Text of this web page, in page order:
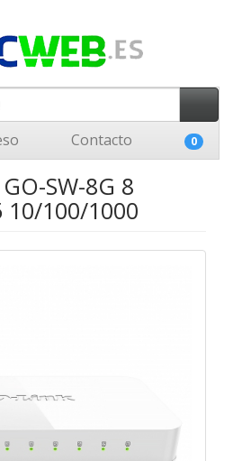
Contacto 0
SW-8G 8
10/100/1000